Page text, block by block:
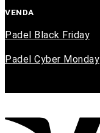
VENDA
Padel Black Friday
Padel Cyber Monday